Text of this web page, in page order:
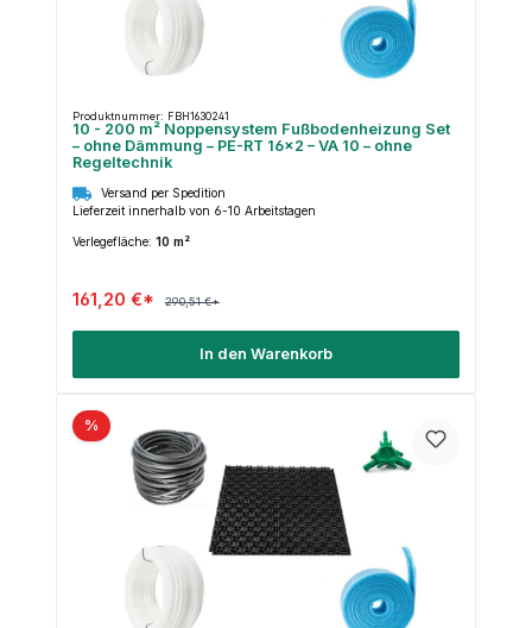
Produktnummer: FBH1630241
10 - 200 m² Noppensystem Fußbodenheizung Set
– ohne Dämmung – PE-RT 16×2 – VA 10 – ohne
Regeltechnik
Versand per Spedition
Lieferzeit innerhalb von 6-10 Arbeitstagen
Verlegefläche: 10 m²
161,20 €* 290,51 €*
In den Warenkorb
%